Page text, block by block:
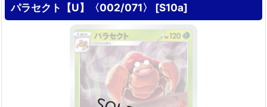
パラセクト【U】〈002/071〉 [S10a]